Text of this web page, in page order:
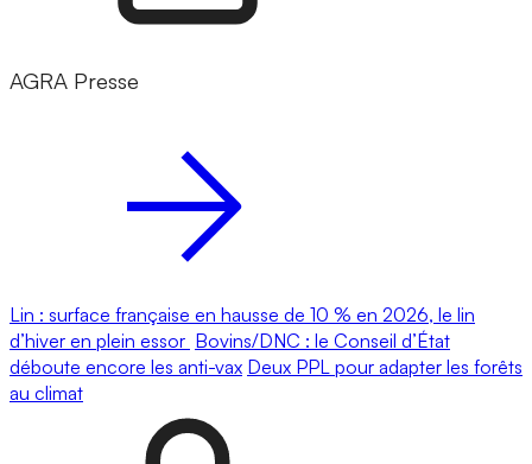
AGRA Presse
Lin : surface française en hausse de 10 % en 2026, le lin
d’hiver en plein essor Bovins/DNC : le Conseil d’État
déboute encore les anti-vax Deux PPL pour adapter les forêts
au climat